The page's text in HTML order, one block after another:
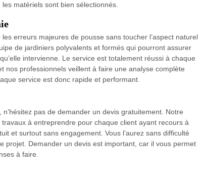
matériels sont bien sélectionnés.
erreurs majeures de pousse sans toucher l’aspect naturel
de jardiniers polyvalents et formés qui pourront assurer
intervienne. Le service est totalement réussi à chaque
nos professionnels veillent à faire une analyse complète
service est donc rapide et performant.
pas de demander un devis gratuitement. Notre
à entreprendre pour chaque client ayant recours à
et surtout sans engagement. Vous l’aurez sans difficulté
projet. Demander un devis est important, car il vous permet
à faire.